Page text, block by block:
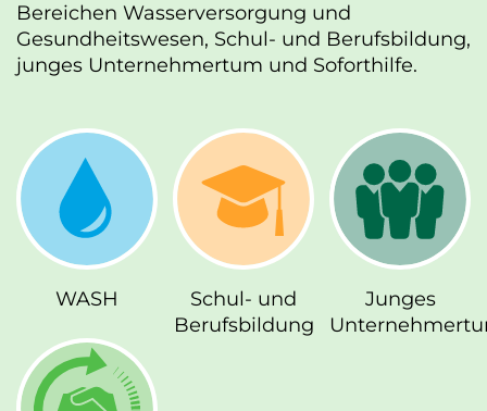
Bereichen Wasserversorgung und
Gesundheitswesen, Schul- und Berufsbildung,
junges Unternehmertum und Soforthilfe.
WASH
Schul- und
Berufsbildung
Junges